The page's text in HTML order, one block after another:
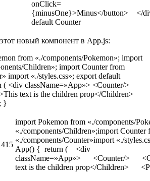
onClick=
{minusOne}>Minus</button> </
default Counter
новый компонент в App.js:
from «./components/Pokemon»; import
Children»; import Counter from
import «./styles.css»; export default
<div className=»App»> <Counter/>
text is the children prop</Children>
}
import Pokemon from «./components/
«./components/Children»;import Counter
«./components/Counter»import «./
App() { return ( <div
className=»App»> <Counter/>
text is the children prop</Children>